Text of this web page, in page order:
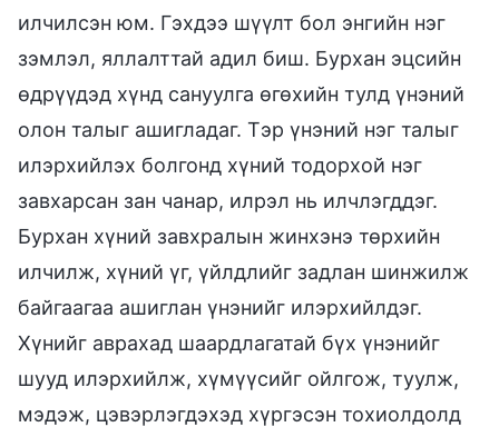
илчилсэн юм. Гэхдээ шүүлт бол энгийн нэг
зэмлэл, яллалттай адил биш. Бурхан эцсийн
өдрүүдэд хүнд сануулга өгөхийн тулд үнэний
олон талыг ашигладаг. Тэр үнэний нэг талыг
илэрхийлэх болгонд хүний тодорхой нэг
завхарсан зан чанар, илрэл нь илчлэгддэг.
Бурхан хүний завхралын жинхэнэ төрхийн
илчилж, хүний үг, үйлдлийг задлан шинжилж
байгаагаа ашиглан үнэнийг илэрхийлдэг.
Хүнийг аврахад шаардлагатай бүх үнэнийг
шууд илэрхийлж, хүмүүсийг ойлгож, туулж,
мэдэж, цэвэрлэгдэхэд хүргэсэн тохиолдолд